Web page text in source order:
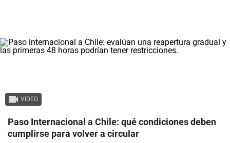
VIDEO
Paso Internacional a Chile: qué condiciones deben
cumplirse para volver a circular